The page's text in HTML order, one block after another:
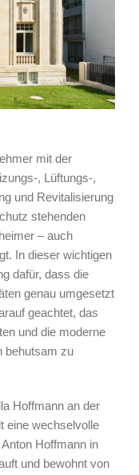
mit der
, Lüftungs-,
und Revitalisierung
stehenden
– auch
In dieser wichtigen
dafür, dass die
genau umgesetzt
geachtet, das
und die moderne
behutsam zu
Hoffmann an der
eine wechselvolle
Hoffmann in
und bewohnt von